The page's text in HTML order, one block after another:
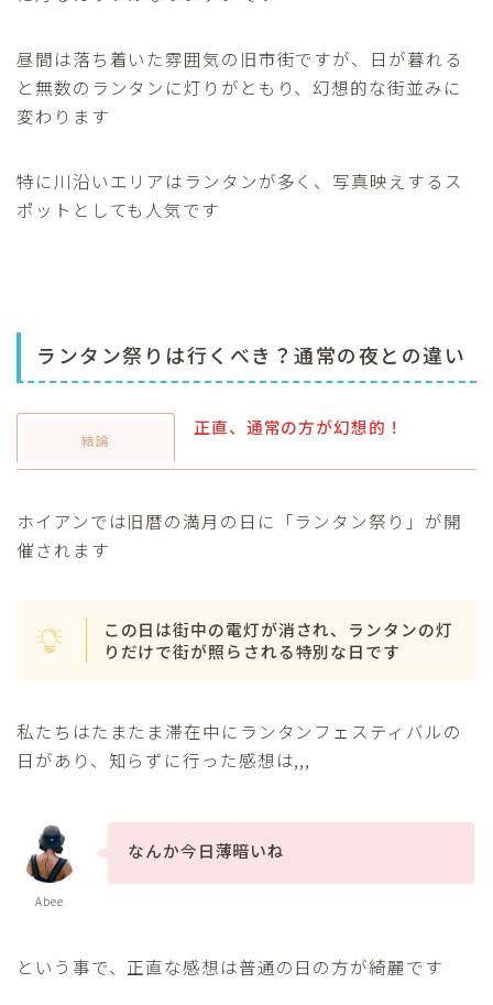
昼間は落ち着いた雰囲気の旧市街ですが、日が暮れる
と無数のランタンに灯りがともり、幻想的な街並みに
変わります
特に川沿いエリアはランタンが多く、写真映えするス
ポットとしても人気です
ランタン祭りは行くべき？通常の夜との違い
結論
正直、通常の方が幻想的！
ホイアンでは旧暦の満月の日に「ランタン祭り」が開
催されます
この日は街中の電灯が消され、ランタンの灯
りだけで街が照らされる特別な日です
私たちはたまたま滞在中にランタンフェスティバルの
日があり、知らずに行った感想は,,,
Abee
なんか今日薄暗いね
という事で、正直な感想は普通の日の方が綺麗です